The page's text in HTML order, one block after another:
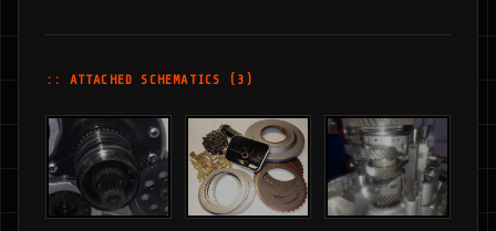
:: ATTACHED SCHEMATICS (3)